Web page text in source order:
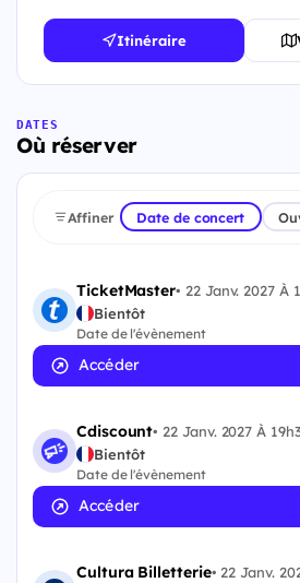
Itinéraire
DATES
Où réserver
Affiner Date de concert
TicketMaster• 22 Janv. 2027 À
Bientôt
Date de l'évènement
Accéder
Cdiscount• 22 Janv. 2027 À
Bientôt
Date de l'évènement
Accéder
Cultura Billetterie• 22 Janv.